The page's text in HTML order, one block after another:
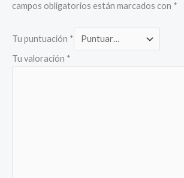
campos obligatorios están marcados con *
Tu puntuación *
Tu valoración *